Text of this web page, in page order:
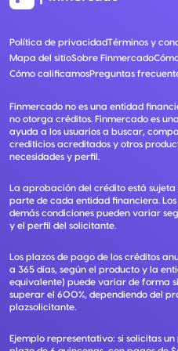
Política de privacidadTérminos y
Mapa del sitioSobre Finmercado
Cómo calificamosPreguntas
Finmercado no es una entidad
no otorga créditos. Finmercado es
ayuda a los usuarios a buscar,
crediticios acreditados y otros
necesidades y perfil.
La aprobación del crédito está
parte de cada entidad financiera. Los
demás condiciones pueden variar
y el perfil del solicitante.
Los plazos de pago de los créditos
a 365 días, según el producto y la
equivalente) puede variar de forma
superar el 600%, dependiendo del
plazsolicitante.
Ejemplo representativo: si solicitas